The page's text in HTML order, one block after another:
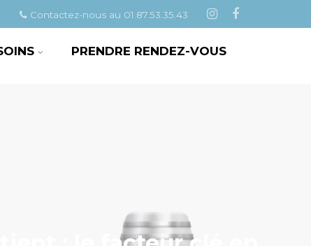
Contactez-nous au 01.87.53.35.43
PRENDRE RENDEZ-VOUS